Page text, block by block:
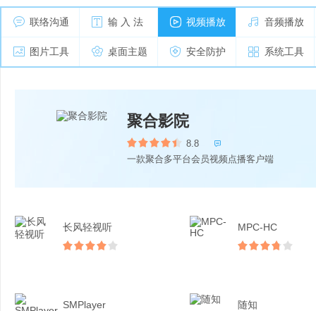
联络沟通 输 入 法 视频播放 音频播放
图片工具 桌面主题 安全防护 系统工具
聚合影院
8.8 
一款聚合多平台会员视频点播客户端
长风轻视听 MPC-HC
SMPlayer 随知